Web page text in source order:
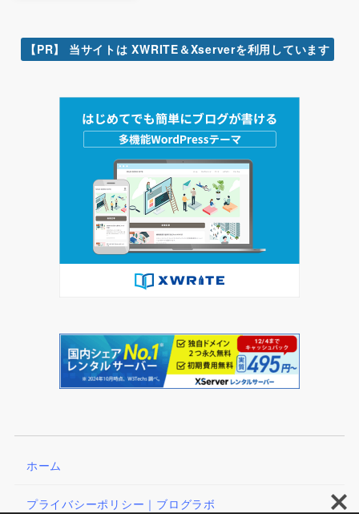
【PR】 当サイトは XWRITE＆Xserverを利用しています
ホーム
プライバシーポリシー｜ブログラボ